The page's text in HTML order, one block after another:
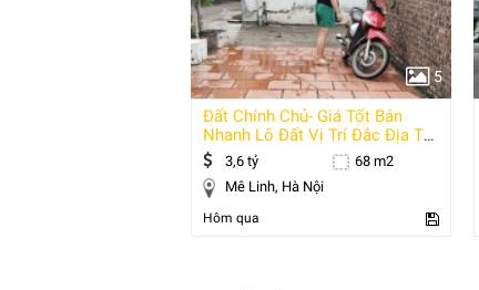
5
Đất Chính Chủ- Giá Tốt Bán
Nhanh Lô Đất Vị Trí Đắc Địa Tại
Huyện Mê
3,6 tỷ
68 m2
Mê Linh, Hà Nội
Hôm qua